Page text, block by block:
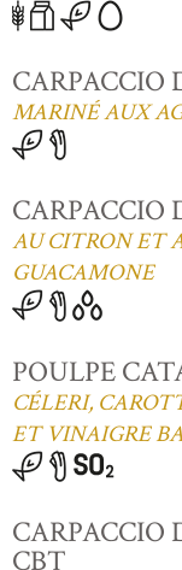
CARPACCIO
MARINÉ AUX
CARPACCIO
AU CITRON ET
GUACAMONE
POULPE
CÉLERI,
ET VINAIGRE
CARPACCIO
CBT